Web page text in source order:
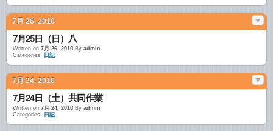
7月 26, 2010
7月25日（日）八
Written on 7月 26, 2010 By admin
Categories: 日記
7月 24, 2010
7月24日（土）共同作業
Written on 7月 24, 2010 By admin
Categories: 日記